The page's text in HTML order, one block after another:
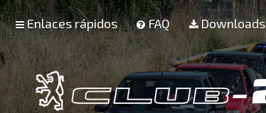
Enlaces rápidos FAQ Downloads